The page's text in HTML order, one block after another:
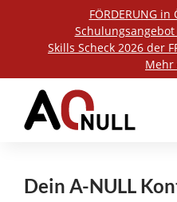
FÖRDERUNG
Skills Scheck 2026 der
Dein A-NULL